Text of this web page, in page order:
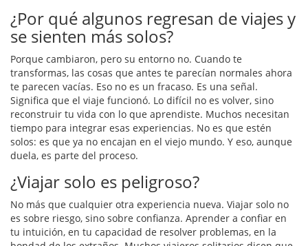
¿Por qué algunos regresan de viajes y
se sienten más solos?
Porque cambiaron, pero su entorno no. Cuando te
transformas, las cosas que antes te parecían normales ahora
te parecen vacías. Eso no es un fracaso. Es una señal.
Significa que el viaje funcionó. Lo difícil no es volver, sino
reconstruir tu vida con lo que aprendiste. Muchos necesitan
tiempo para integrar esas experiencias. No es que estén
solos: es que ya no encajan en el viejo mundo. Y eso, aunque
duela, es parte del proceso.
¿Viajar solo es peligroso?
No más que cualquier otra experiencia nueva. Viajar solo no
es sobre riesgo, sino sobre confianza. Aprender a confiar en
tu intuición, en tu capacidad de resolver problemas, en la